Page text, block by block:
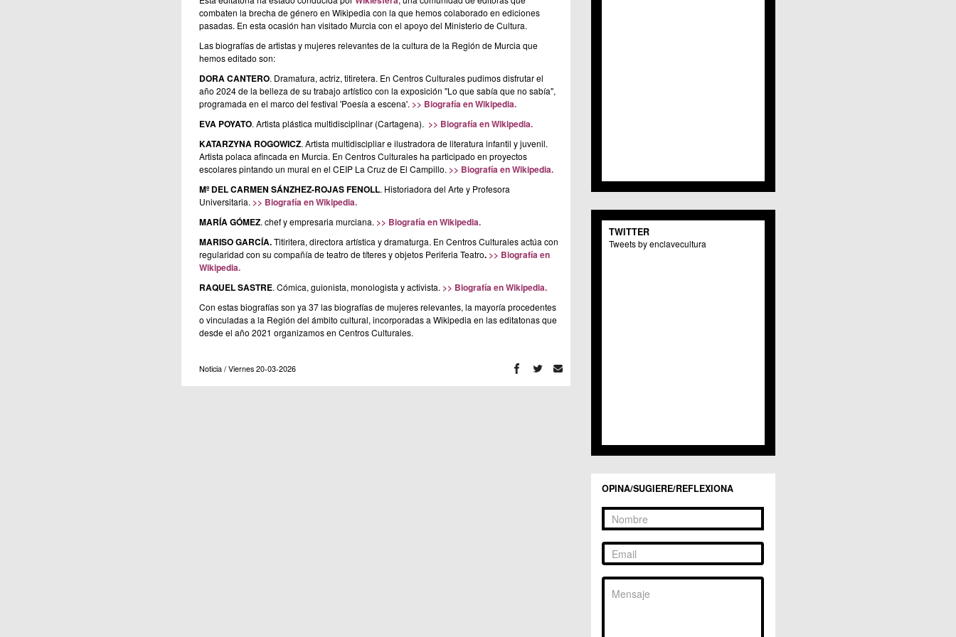
combaten la brecha de género en Wikipedia con la que hemos colaborado en ediciones
pasadas. En esta ocasión han visitado Murcia con el apoyo del Ministerio de Cultura.
Las biografías de artistas y mujeres relevantes de la cultura de la Región de Murcia que
hemos editado son:
DORA CANTERO. Dramatura, actriz, titiretera. En Centros Culturales pudimos disfrutar el
año 2024 de la belleza de su trabajo artístico con la exposición "Lo que sabía que no sabía",
programada en el marco del festival 'Poesía a escena'. >> Biografía en Wikipedia.
EVA POYATO. Artista plástica multidisciplinar (Cartagena). >> Biografía en Wikipedia.
KATARZYNA ROGOWICZ. Artista multidiscipliar e ilustradora de literatura infantil y juvenil.
Artista polaca afincada en Murcia. En Centros Culturales ha participado en proyectos
escolares pintando un mural en el CEIP La Cruz de El Campillo.>> Biografía en Wikipedia.
Mº DEL CARMEN SÁNZHEZ-ROJAS FENOLL. Historiadora del Arte y Profesora
Universitaria. >> Biografía en Wikipedia.
MARÍA GÓMEZ. chef y empresaria murciana. >> Biografía en Wikipedia.
MARISO GARCÍA.Titiritera, directora artística y dramaturga. En Centros Culturales actúa con
regularidad con su compañía de teatro de títeres y objetos Periferia Teatro. >> Biografía en
Wikipedia.
RAQUEL SASTRE. Cómica, guionista, monologista y activista. >> Biografía en Wikipedia.
Con estas biografías son ya 37 las biografías de mujeres relevantes, la mayoría procedentes
o vinculadas a la Región del ámbito cultural, incorporadas a Wikipedia en las editatonas que
desde el año 2021 organizamos en Centros Culturales.
Noticia / Viernes 20-03-2026
C.C.S. La Paz
C.M. El Carmen
Centros Culturales
C.C. Puertas de Castilla
C.C. Zarandona
TWITTER
Tweets by enclavecultura
OPINA/SUGIERE/REFLEXIONA